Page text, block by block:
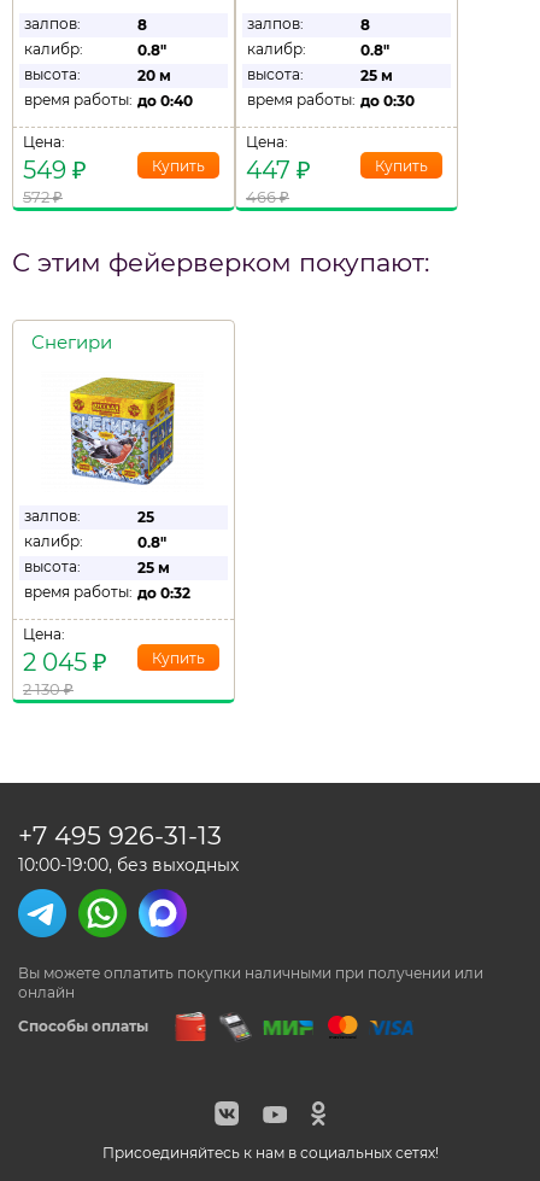
залпов:
8
калибр:
0.8"
высота:
20 м
время работы: до 0:40
Цена:
549 ₽
572₽
залпов:
8
калибр:
0.8"
высота:
25 м
время работы: до 0:30
Цена:
447 ₽
466₽
С этим фейерверком покупают:
Снегири
залпов:
25
калибр:
0.8"
высота:
25 м
время работы: до 0:32
Цена:
2 045 ₽
2 130₽
Присоединяйтесь к нам в социальных сетях!
Способы оплаты
Вы можете оплатить покупки наличными при получении или
онлайн
+7 495 926-31-13
10:00-19:00, без выходных